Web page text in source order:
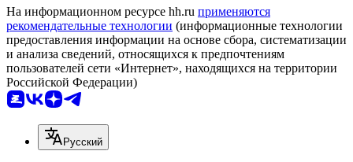
На информационном ресурсе hh.ru применяются
рекомендательные технологии (информационные технологии
предоставления информации на основе сбора, систематизации
и анализа сведений, относящихся к предпочтениям
пользователей сети «Интернет», находящихся на территории
Российской Федерации)
Русский